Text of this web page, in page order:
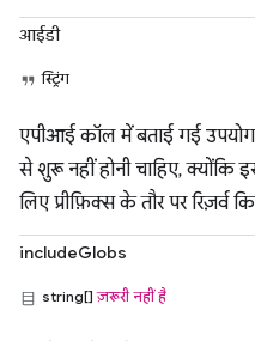
आईडी
स्ट्रिंग
एपीआई कॉल में बताई गई
से शुरू नहीं होनी चाहिए,
लिए प्रीफ़िक्स के तौर पर रिज़र्व
includeGlobs
string[]ज़रूरी नहीं है